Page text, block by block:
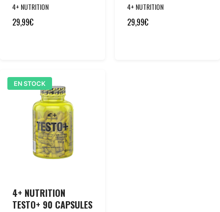
4+ NUTRITION
29,99€
4+ NUTRITION
29,99€
EN STOCK
4+ NUTRITION
TESTO+ 90 CAPSULES